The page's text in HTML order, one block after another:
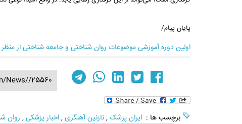
پایان پیام/
اولین دوره آموزشی موضوعات روان شناختی و جامعه شناختی از
News//25560
برچسب ها : ایران پزشک,نازنین آهنگری,اخبار پزشکی, روان